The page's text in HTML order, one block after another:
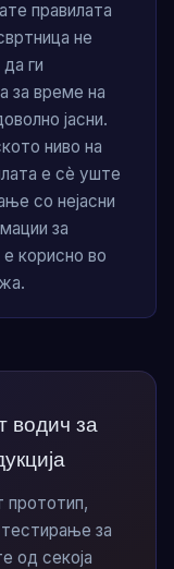
правилата
не
ги
за време на
јасни.
ниво на
е сè уште
со нејасни
за
корисно во
водич за
прототип,
за
од секоја